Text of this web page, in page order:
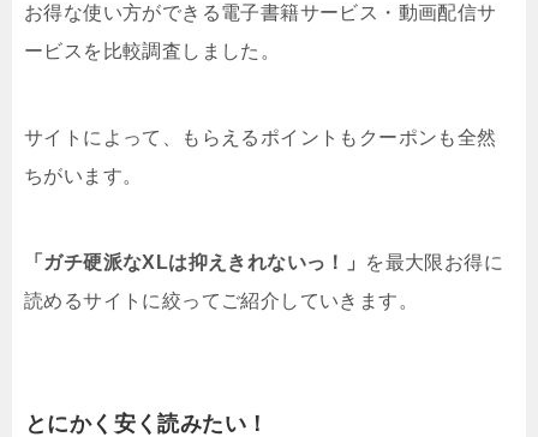
お得な使い方ができる電子書籍サービス・動画配信サ
ービスを比較調査しました。
サイトによって、もらえるポイントもクーポンも全然
ちがいます。
「ガチ硬派なXLは抑えきれないっ！」
を最大限お得に
読めるサイトに絞ってご紹介していきます。
とにかく安く読みたい！